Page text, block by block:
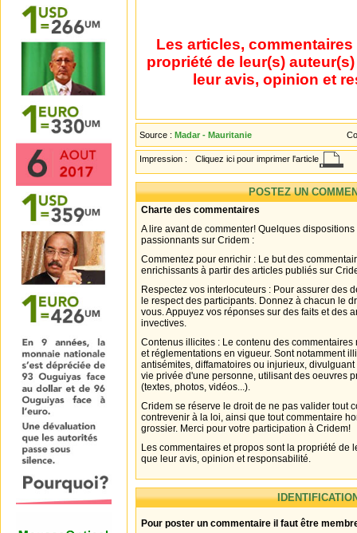
Les articles,
propriété de leur(s)
leur avis, opinion et
Source : Madar - Mauritanie
Impression : Cliquez ici pour imprimer l'article
POSTEZ UN
Charte des commentaires
A lire avant de commenter! Quelques
passionnants sur Cridem :
Commentez pour enrichir : Le but des
enrichissants à partir des articles publiés sur
Respectez vos interlocuteurs : Pour assurer des
le respect des participants. Donnez à chacun le
vous. Appuyez vos réponses sur des faits et des
invectives.
Contenus illicites : Le contenu des
et réglementations en vigueur. Sont notamment
antisémites, diffamatoires ou injurieux,
vie privée d'une personne, utilisant des oeuvres
(textes, photos, vidéos...).
Cridem se réserve le droit de ne pas valider tout
contrevenir à la loi, ainsi que tout commentaire
grossier. Merci pour votre participation à Cridem!
Les commentaires et propos sont la propriété de
que leur avis, opinion et responsabilité.
Pour poster un commentaire il faut être